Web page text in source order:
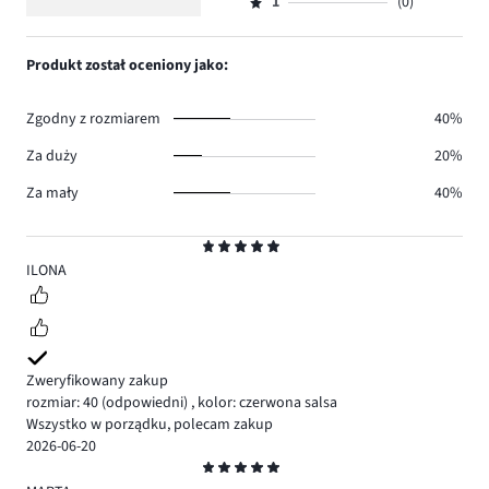
5
ILONA
Zweryfikowany zakup
rozmiar: 40 (odpowiedni) , kolor: czerwona salsa
Wszystko w porządku, polecam zakup
2026-06-20
2,
Ocena
1,
Produkt został oceniony jako:
Zgodny z rozmiarem
40%
Za duży
20%
Za mały
40%